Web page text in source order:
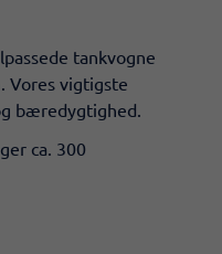
tankvogne
Vores vigtigste
bæredygtighed.
ca. 300